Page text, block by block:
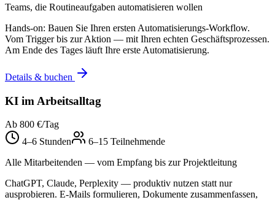
Teams, die Routineaufgaben automatisieren wollen
Hands-on: Bauen Sie Ihren ersten Automatisierungs-Workflow.
Vom Trigger bis zur Aktion — mit Ihren echten Geschäftsprozessen.
Am Ende des Tages läuft Ihre erste Automatisierung.
Details & buchen
KI im Arbeitsalltag
Ab 800 €/Tag
4–6 Stunden
6–15 Teilnehmende
Alle Mitarbeitenden — vom Empfang bis zur Projektleitung
ChatGPT, Claude, Perplexity — produktiv nutzen statt nur
ausprobieren. E-Mails formulieren, Dokumente zusammenfassen,